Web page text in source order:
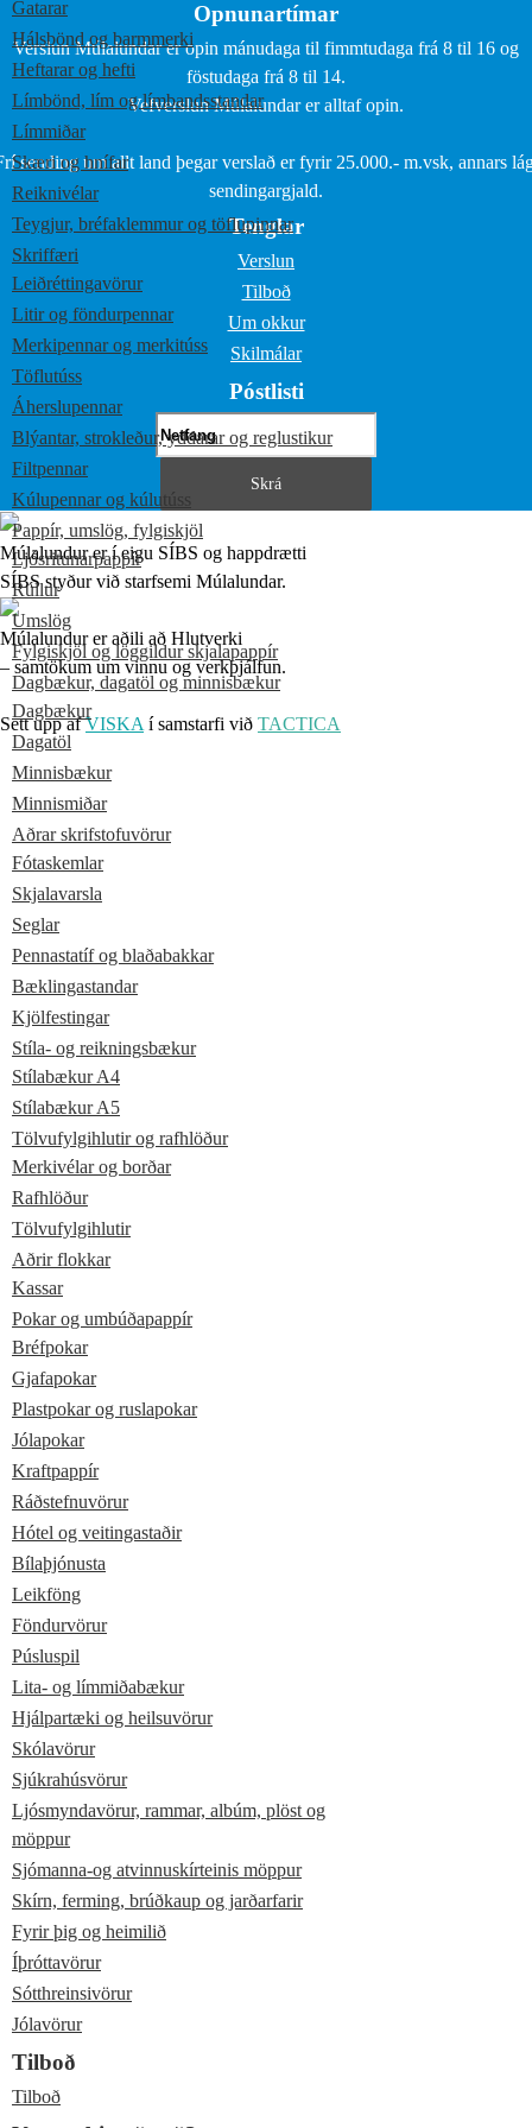
Gatarar
Hálsbönd og barmmerki
Heftarar og hefti
Límbönd, lím og límbandsstandar
Límmiðar
Skæri og hnífar
Reiknivélar
Teygjur, bréfaklemmur og töflupinnar
Skriffæri
Leiðréttingavörur
Litir og föndurpennar
Merkipennar og merkitúss
Töflutúss
Áherslupennar
Blýantar, strokleður, yddarar og reglustikur
Filtpennar
Kúlupennar og kúlutúss
Pappír, umslög, fylgiskjöl
Ljósritunarpappír
Rúllur
Umslög
Fylgiskjöl og löggildur skjalapappír
Dagbækur, dagatöl og minnisbækur
Dagbækur
Dagatöl
Minnisbækur
Minnismiðar
Aðrar skrifstofuvörur
Fótaskemlar
Skjalavarsla
Seglar
Pennastatíf og blaðabakkar
Bæklingastandar
Kjölfestingar
Stíla- og reikningsbækur
Stílabækur A4
Stílabækur A5
Tölvufylgihlutir og rafhlöður
Merkivélar og borðar
Rafhlöður
Tölvufylgihlutir
Aðrir flokkar
Kassar
Pokar og umbúðapappír
Bréfpokar
Gjafapokar
Plastpokar og ruslapokar
Jólapokar
Kraftpappír
Ráðstefnuvörur
Hótel og veitingastaðir
Bílaþjónusta
Leikföng
Föndurvörur
Púsluspil
Lita- og límmiðabækur
Hjálpartæki og heilsuvörur
Skólavörur
Sjúkrahúsvörur
Ljósmyndavörur, rammar, albúm, plöst og
möppur
Sjómanna-og atvinnuskírteinis möppur
Skírn, ferming, brúðkaup og jarðarfarir
Fyrir þig og heimilið
Íþróttavörur
Sótthreinsivörur
Jólavörur
Tilboð
Tilboð
Opnunartímar
Verslun Múlalundar er opin mánudaga til fimmtudaga frá 8 til 16 og
föstudaga frá 8 til 14.
Vefverslun Múlalundar er alltaf opin.
sending um allt land þegar verslað er fyrir 25.000.- m.vsk, annars
sendingargjald.
Tenglar
Verslun
Tilboð
Um okkur
Skilmálar
Póstlisti
Múlalundur er í eigu SÍBS og happdrætti
SÍBS styður við starfsemi Múlalundar.
Múlalundur er aðili að Hlutverki
– samtökum um vinnu og verkþjálfun.
Sett upp afVISKA í samstarfi við TACTICA